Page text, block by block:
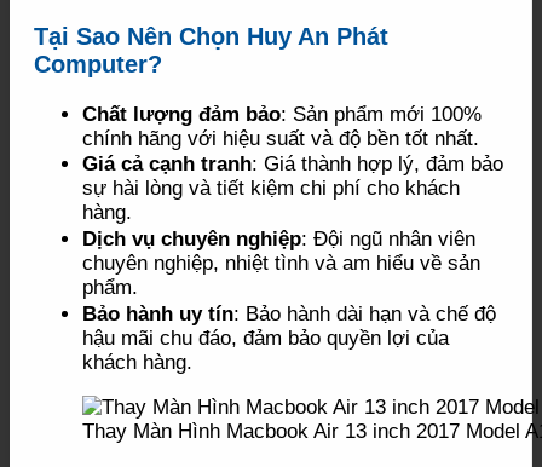
Tại Sao Nên Chọn Huy An Phát
Computer?
Chất lượng đảm bảo: Sản phẩm mới 100%
chính hãng với hiệu suất và độ bền tốt nhất.
Giá cả cạnh tranh: Giá thành hợp lý, đảm bảo
sự hài lòng và tiết kiệm chi phí cho khách
hàng.
Dịch vụ chuyên nghiệp: Đội ngũ nhân viên
chuyên nghiệp, nhiệt tình và am hiểu về sản
phẩm.
Bảo hành uy tín: Bảo hành dài hạn và chế độ
hậu mãi chu đáo, đảm bảo quyền lợi của
khách hàng.
Thay Màn Hình Macbook Air 13 inch 2017 Model